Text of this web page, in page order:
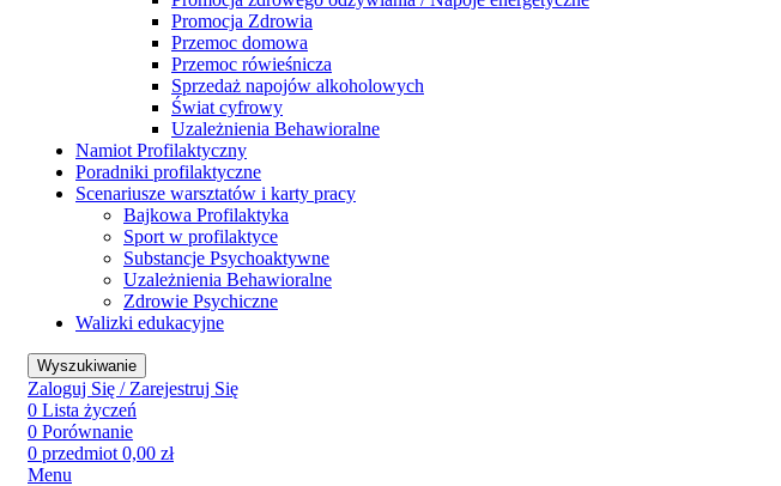
Promocja Zdrowia
Przemoc domowa
Przemoc rówieśnicza
Sprzedaż napojów alkoholowych
Świat cyfrowy
Uzależnienia Behawioralne
Namiot Profilaktyczny
Poradniki profilaktyczne
Scenariusze warsztatów i karty pracy
Bajkowa Profilaktyka
Sport w profilaktyce
Substancje Psychoaktywne
Uzależnienia Behawioralne
Zdrowie Psychiczne
Walizki edukacyjne
Wyszukiwanie
Zaloguj Się / Zarejestruj Się
0 Lista życzeń
0 Porównanie
0 przedmiot 0,00 zł
Menu